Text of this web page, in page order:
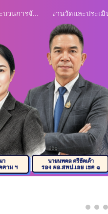
Skip to navigation
งานส่งเสริมและพัฒนากระบวนการจัดการเรียนรู้ งานวัดและประเ